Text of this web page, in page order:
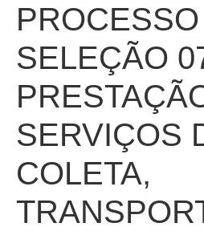
SELEÇÃO
SERVIÇOS
COLETA,